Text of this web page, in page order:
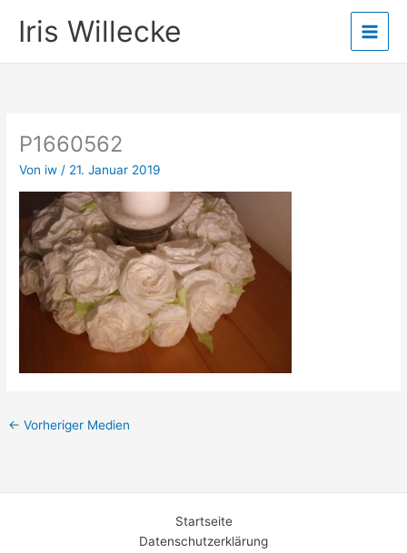
InhaltIris Willecke
P1660562
Von iw / 21. Januar 2019
← Vorheriger Medien
Startseite
Datenschutzerklärung